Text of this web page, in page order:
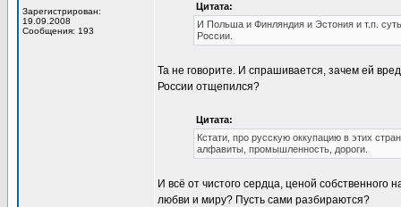
Зарегистрирован:
19.09.2008
Сообщения: 193
Цитата:
И Польша и Финляндия и Эстония и т.п.
России.
Та не говорите. И спрашивается, зачем ей
России отщепился?
Цитата:
Кстати, про русскую оккупацию в этих
алфавиты, промышленность, дороги.
И всё от чистого сердца, ценой собственного
любви и миру? Пусть сами разбираются?